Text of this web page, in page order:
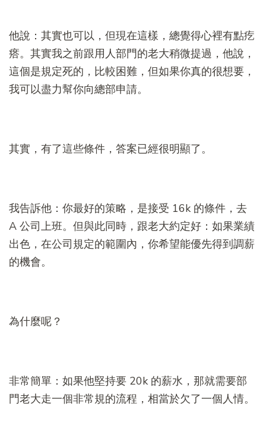
他說：其實也可以，但現在這樣，總覺得心裡有點疙
瘩。其實我之前跟用人部門的老大稍微提過，他說，
這個是規定死的，比較困難，但如果你真的很想要，
我可以盡力幫你向總部申請。
其實，有了這些條件，答案已經很明顯了。
我告訴他：你最好的策略，是接受 16k 的條件，去
A 公司上班。但與此同時，跟老大約定好：如果業績
出色，在公司規定的範圍內，你希望能優先得到調薪
的機會。
為什麼呢？
非常簡單：如果他堅持要 20k 的薪水，那就需要部
門老大走一個非常規的流程，相當於欠了一個人情。